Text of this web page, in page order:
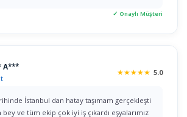
✓ Onaylı Müşteri
A***
★★★★★ 5.0
İstanbul dan hatay taşımam gerçekleşti
ve tüm ekip çok iyi iş çıkardı eşyalarımız